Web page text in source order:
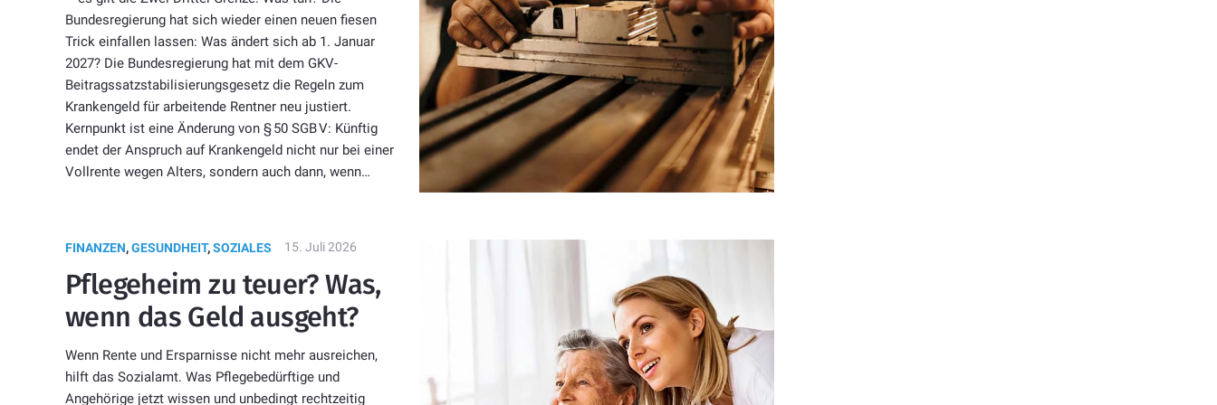
Bundesregierung hat sich wieder einen neuen fiesen
Trick einfallen lassen: Was ändert sich ab 1. Januar
2027? Die Bundesregierung hat mit dem GKV-
Beitragssatzstabilisierungsgesetz die Regeln zum
Krankengeld für arbeitende Rentner neu justiert.
Kernpunkt ist eine Änderung von § 50 SGB V: Künftig
endet der Anspruch auf Krankengeld nicht nur bei einer
Vollrente wegen Alters, sondern auch dann, wenn…
FINANZEN,GESUNDHEIT,SOZIALES 15. Juli 2026
Pflegeheim zu teuer? Was,
wenn das Geld ausgeht?
Wenn Rente und Ersparnisse nicht mehr ausreichen,
hilft das Sozialamt. Was Pflegebedürftige und
Angehörige jetzt wissen und unbedingt rechtzeitig